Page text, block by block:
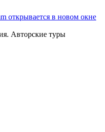
открывается в новом окне
Авторские туры